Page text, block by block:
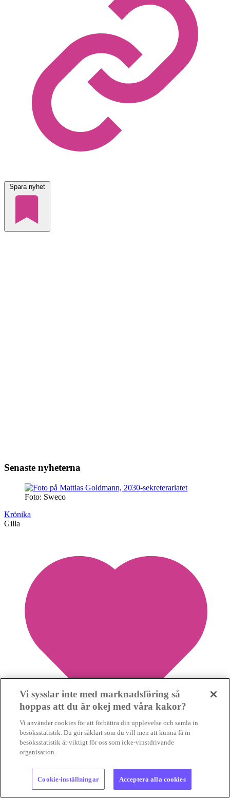
Spara nyhet
Senaste nyheterna
Foto: Sweco
Krönika
Gilla
Vi sysslar inte med marknadsföring så
hoppas att du är okej med våra kakor?
Vi använder cookies för att förbättra din upplevelse och samla in
besöksstatistik. Du gör såklart som du vill men att kunna få in
besöksstatistik är viktigt för oss som icke-vinstdrivande
organisation.
Cookie-inställningar Acceptera alla cookies